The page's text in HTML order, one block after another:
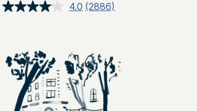
4.0 閱
相
同
頁
面
連
結。
(2886)